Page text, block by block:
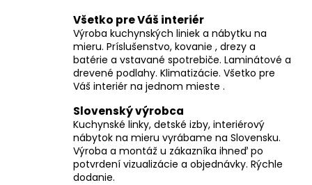
Všetko pre Váš interiér
Výroba kuchynských liniek a nábytku na
mieru. Príslušenstvo, kovanie , drezy a
batérie a vstavané spotrebiče. Laminátové a
drevené podlahy. Klimatizácie. Všetko pre
Váš interiér na jednom mieste .
Slovenský výrobca
Kuchynské linky, detské izby, interiérový
nábytok na mieru vyrábame na Slovensku.
Výroba a montáž u zákazníka ihneď po
potvrdení vizualizácie a objednávky. Rýchle
dodanie.